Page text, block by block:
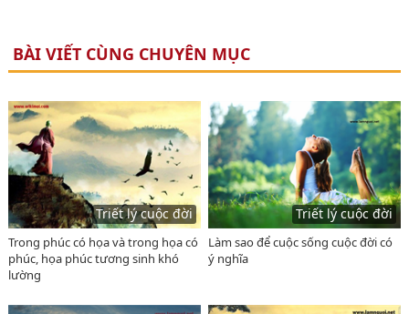
BÀI VIẾT CÙNG CHUYÊN MỤC
Triết lý cuộc đời
Trong phúc có họa và trong họa có
phúc, họa phúc tương sinh khó
lường
Triết lý cuộc đời
Làm sao để cuộc sống cuộc đời có
ý nghĩa